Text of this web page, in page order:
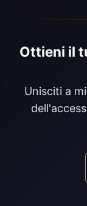
Ottieni il
Unisciti a